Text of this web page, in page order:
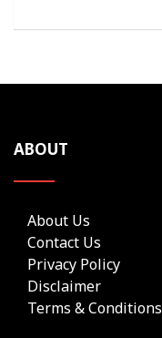
ABOUT
About Us
Contact Us
Privacy Policy
Disclaimer
Terms & Conditions